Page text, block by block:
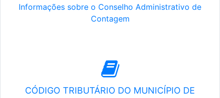
Informações sobre o Conselho Administrativo de
Contagem
CÓDIGO TRIBUTÁRIO DO MUNICÍPIO DE